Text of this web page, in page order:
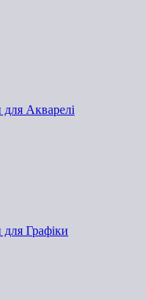
Акварелі
Графіки